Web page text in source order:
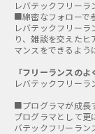
■綿密なフォローで
レバテックフリー
り、雑談を交えた
マンスをできるよう
『フリーランスのよ
レバテックフリー
■プログラマが成長
プログラマとして更
バテックフリーラン